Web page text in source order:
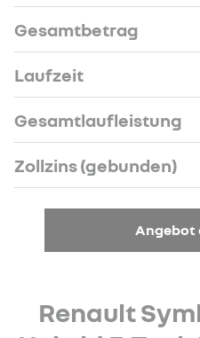
Gesamtbetrag
Laufzeit
Gesamtlaufleistung
Zollzins (gebunden)
Angebot
Renault